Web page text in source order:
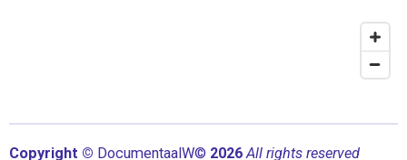
Copyright © DocumentaalW© 2026All rights reserved